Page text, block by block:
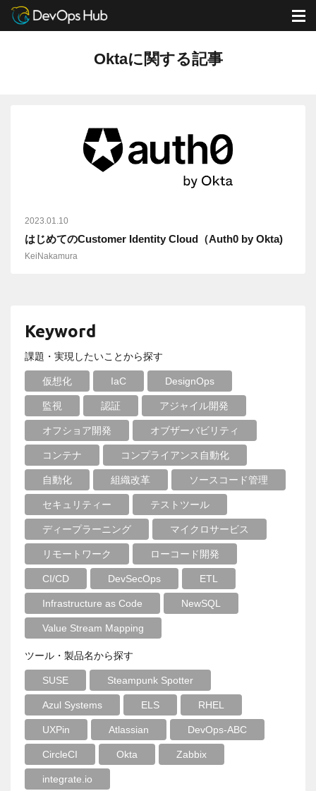
DevOps Hub ブログ Oktaに関する記事
Oktaに関する記事
2023.01.10
はじめてのCustomer Identity Cloud（Auth0 by Okta)
KeiNakamura
Keyword
課題・実現したいことから探す
仮想化 IaC DesignOps
監視 認証 アジャイル開発
オフショア開発 オブザーバビリティ
コンテナ コンプライアンス自動化
自動化 組織改革 ソースコード管理
セキュリティー テストツール
ディープラーニング マイクロサービス
リモートワーク ローコード開発
CI/CD DevSecOps ETL
Infrastructure as Code NewSQL
Value Stream Mapping
ツール・製品名から探す
SUSE Steampunk Spotter
Azul Systems ELS RHEL
UXPin Atlassian DevOps-ABC
CircleCI Okta Zabbix
integrate.io